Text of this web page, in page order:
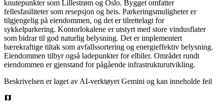
knutepunkter som Lillestrøm og Oslo. Bygget omfatter
fellesfasiliteter som resepsjon og heis. Parkeringsmuligheter er
tilgjengelig på eiendommen, og det er tilrettelagt for
sykkelparkering. Kontorlokalene er utstyrt med store vindusflater
som bidrar til god naturlig belysning. Det er implementert
bærekraftige tiltak som avfallssortering og energieffektiv belysning.
Eiendommen tilbyr også ladepunkter for elbiler. Området rundt
eiendommen er gjenstand for pågående infrastrukturutvikling.
Beskrivelsen er laget av AI-verktøyet Gemini og kan inneholde feil